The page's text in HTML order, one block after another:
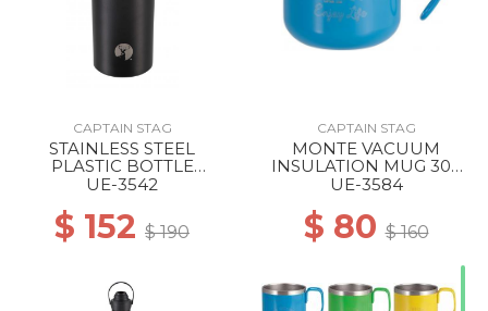
CAPTAIN STAG
STAINLESS STEEL
PLASTIC BOTTLE
HOLDER BLACK
UE-3542
$ 152 $ 190
CAPTAIN STAG
MONTE VACUUM
INSULATION MUG 300
BLUE
UE-3584
$ 80$ 160